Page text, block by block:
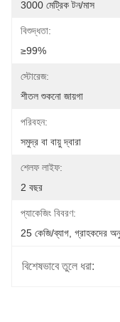
3000 মেট্রিক টন/মাস
বিশুদ্ধতা:
≥99%
স্টোরেজ:
শীতল শুকনো জায়গা
পরিবহন:
সমুদ্র বা বায়ু দ্বারা
শেলফ লাইফ:
2 বছর
প্যাকেজিং বিবরণ:
25 কেজি/ব্যাগ, গ্রাহকদের
বিশেষভাবে তুলে ধরা: